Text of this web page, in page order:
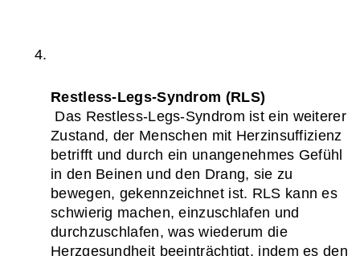
Restless-Legs-Syndrom (RLS)
Zustand, der Menschen mit Herzinsuffizienz
betrifft und durch ein unangenehmes Gefühl
in den Beinen und den Drang, sie zu
bewegen, gekennzeichnet ist. RLS kann es
schwierig machen, einzuschlafen und
durchzuschlafen, was wiederum die
Herzgesundheit beeinträchtigt, indem es den